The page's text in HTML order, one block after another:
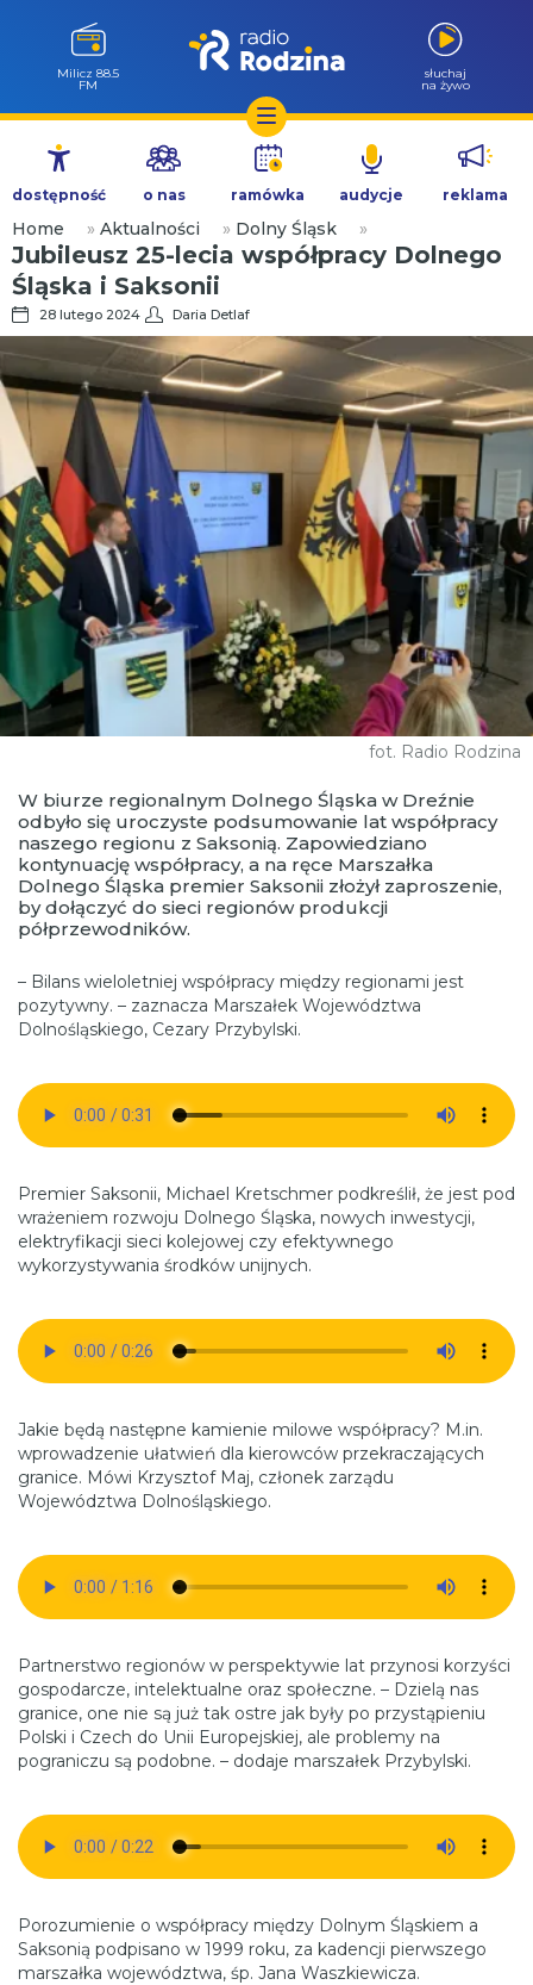
Przejdź
treści
Góra Igliczna
107.2 FM
słuchaj
na żywo
dostępność o nas ramówka audycje reklama
Home » Aktualności » Dolny Śląsk »
Jubileusz 25-lecia współpracy Dolnego
Śląska i Saksonii
28 lutego 2024 Daria Detlaf
fot. Radio Rodzina
W biurze regionalnym Dolnego Śląska w Dreźnie
odbyło się uroczyste podsumowanie lat współpracy
naszego regionu z Saksonią. Zapowiedziano
kontynuację współpracy, a na ręce Marszałka
Dolnego Śląska premier Saksonii złożył zaproszenie,
by dołączyć do sieci regionów produkcji
półprzewodników.
– Bilans wieloletniej współpracy między regionami jest
pozytywny. – zaznacza Marszałek Województwa
Dolnośląskiego, Cezary Przybylski.
Premier Saksonii, Michael Kretschmer podkreślił, że jest pod
wrażeniem rozwoju Dolnego Śląska, nowych inwestycji,
elektryfikacji sieci kolejowej czy efektywnego
wykorzystywania środków unijnych.
Jakie będą następne kamienie milowe współpracy? M.in.
wprowadzenie ułatwień dla kierowców przekraczających
granice. Mówi Krzysztof Maj, członek zarządu
Województwa Dolnośląskiego.
Partnerstwo regionów w perspektywie lat przynosi korzyści
gospodarcze, intelektualne oraz społeczne. – Dzielą nas
granice, one nie są już tak ostre jak były po przystąpieniu
Polski i Czech do Unii Europejskiej, ale problemy na
pograniczu są podobne. – dodaje marszałek Przybylski.
Porozumienie o współpracy między Dolnym Śląskiem a
Saksonią podpisano w 1999 roku, za kadencji pierwszego
marszałka województwa, śp. Jana Waszkiewicza.